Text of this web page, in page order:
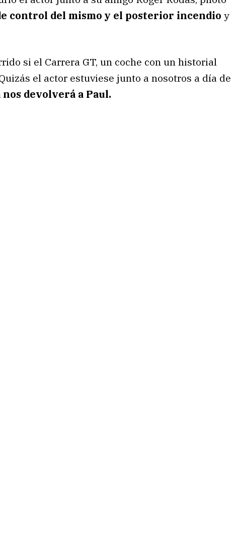
control del mismo y el posterior incendio y
si el Carrera GT, un coche con un historial
el actor estuviese junto a nosotros a día de
nos devolverá a Paul.